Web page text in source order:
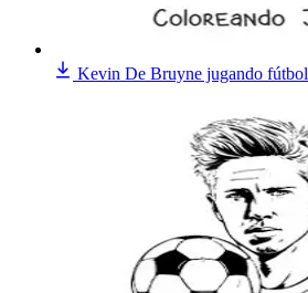
Kevin De Bruyne jugando fútbol